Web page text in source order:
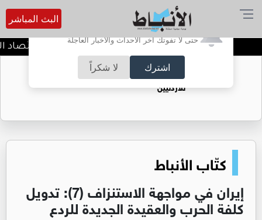
أترغب في تفعيل الإشعارات؟
حتى لا تفوتك آخر الأحداث والأخبار العاجلة
اشترك لا شكراً
البث المباشر
وزير المياه والري ووزير
حقل الريشة حين يتحول الغاز إلى فرص عمل
للأردنيين
كتّاب الأنباط
إيران في مواجهة الاستنزاف (7): تدويل
كلفة الحرب والعقيدة الجديدة للردع